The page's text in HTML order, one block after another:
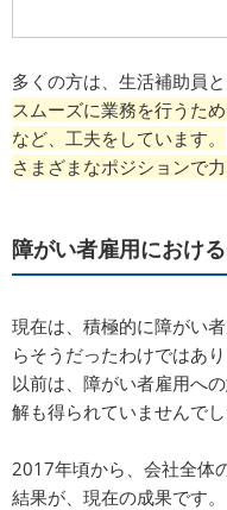
多くの方は、生活補助員
スムーズに業務を行うた
など、工夫をしています。
さまざまなポジションで
障がい者雇用におけ
現在は、積極的に障がい
らそうだったわけではあり
以前は、障がい者雇用へ
解も得られていませんでし
2017年頃から、会社全体
結果が、現在の成果です。